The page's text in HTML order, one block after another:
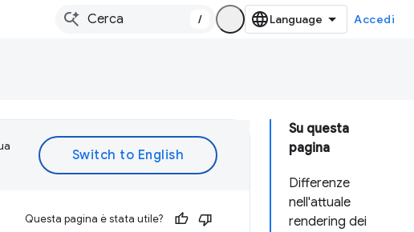
/ Accedi
Su questa
pagina
Differenze
nell'attuale
rendering dei
Questa pagina è stata utile?